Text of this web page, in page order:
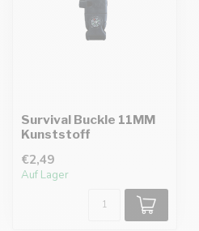
Survival Buckle 11MM
Kunststoff
€2,49
Auf Lager